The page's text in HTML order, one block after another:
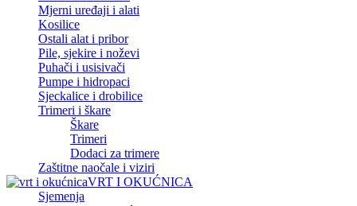
Mjerni uređaji i alati
Kosilice
Ostali alat i pribor
Pile, sjekire i noževi
Puhači i usisivači
Pumpe i hidropaci
Sjeckalice i drobilice
Trimeri i škare
Škare
Trimeri
Dodaci za trimere
Zaštitne naočale i viziri
VRT I OKUĆNICA
Sjemenja